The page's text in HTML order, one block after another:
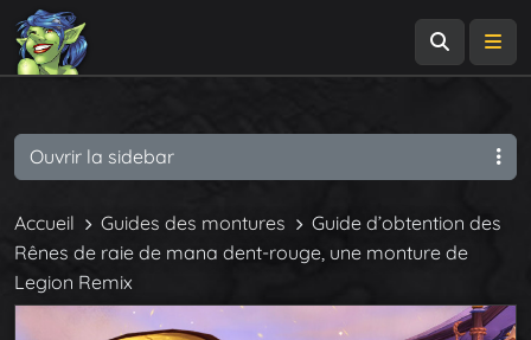
Accueil Guides des montures
Guide d’obtention des
Rênes de raie de mana dent-rouge, une monture de
Legion Remix
Ouvrir la sidebar